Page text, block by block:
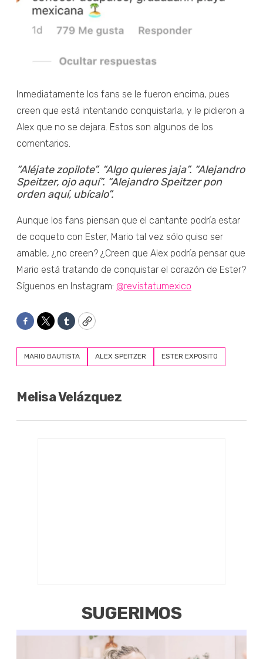
Inmediatamente los fans se le fueron encima, pues
creen que está intentando conquistarla, y le pidieron a
Alex que no se dejara. Estos son algunos de los
comentarios.
“Aléjate zopilote”. “Algo quieres jaja”. “Alejandro
Speitzer, ojo aquí”. “Alejandro Speitzer pon
orden aquí, ubícalo”.
Aunque los fans piensan que el cantante podría estar
de coqueto con Ester, Mario tal vez sólo quiso ser
amable, ¿no creen? ¿Creen que Alex podría pensar que
Mario está tratando de conquistar el corazón de Ester?
Síguenos en Instagram: @revistatumexico
Facebook
TwitterTumblrCopy
MARIO BAUTISTA ALEX SPEITZER ESTER EXPOSITO
Melisa Velázquez
SUGERIMOS